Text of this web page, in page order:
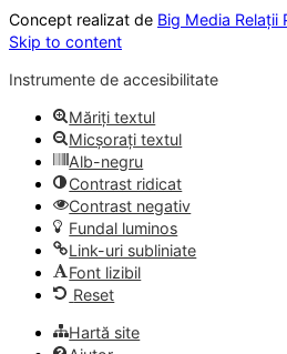
Concept realizat de Big Media Relații
Skip to content
Instrumente de accesibilitate
Măriți textul
Micșorați textul
Alb-negru
Contrast ridicat
Contrast negativ
Fundal luminos
Link-uri subliniate
Font lizibil
Reset
Hartă site